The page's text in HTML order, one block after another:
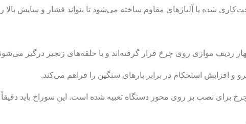
شده یا آلیاژهای مقاوم ساخته می‌شود تا بتواند فشار و سایش بالا را
چهار ردیف موازی روی چرخ قرار گرفته‌اند و با حلقه‌های زنجیر درگیر
و افزایش استحکام در برابر بارهای سنگین را فراهم می‌کند.
برای نصب بر روی محور دستگاه تعبیه شده است. این سوراخ باید دقیقاً